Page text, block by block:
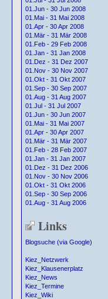
01.Jun - 30 Jun 2008
01.Mai - 31 Mai 2008
01.Apr - 30 Apr 2008
01.Mär - 31 Mär 2008
01.Feb - 29 Feb 2008
01.Jan - 31 Jan 2008
01.Dez - 31 Dez 2007
01.Nov - 30 Nov 2007
01.Okt - 31 Okt 2007
01.Sep - 30 Sep 2007
01.Aug - 31 Aug 2007
01.Jul - 31 Jul 2007
01.Jun - 30 Jun 2007
01.Mai - 31 Mai 2007
01.Apr - 30 Apr 2007
01.Mär - 31 Mär 2007
01.Feb - 28 Feb 2007
01.Jan - 31 Jan 2007
01.Dez - 31 Dez 2006
01.Nov - 30 Nov 2006
01.Okt - 31 Okt 2006
01.Sep - 30 Sep 2006
01.Aug - 31 Aug 2006
Links
Blogsuche (via Google)
Kiez_Netzwerk
Kiez_Klausenerplatz
Kiez_News
Kiez_Termine
Kiez_Wiki